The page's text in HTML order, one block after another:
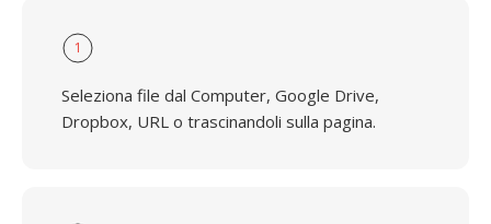
1
Seleziona file dal Computer, Google Drive,
Dropbox, URL o trascinandoli sulla pagina.